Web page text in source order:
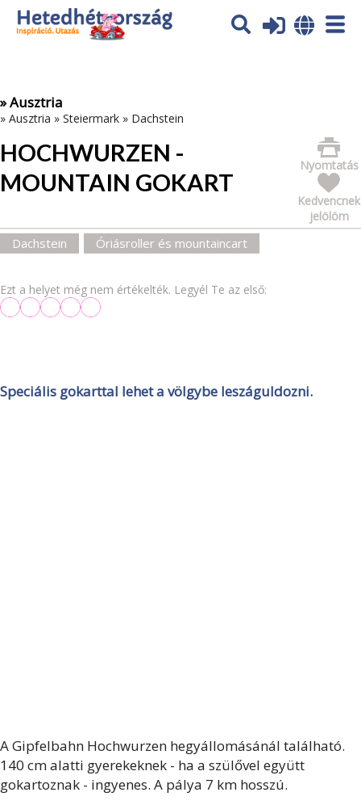
Az oldal sütiket (cookies) használ. További tájékoztatás itt:
Adatvédelmi tájékoztató
» Ausztria
» Ausztria » Steiermark » Dachstein
HOCHWURZEN -
MOUNTAIN GOKART
Nyomtatás
Kedvencnek
jelölöm
Dachstein Óriásroller és mountaincart
Ezt a helyet még nem értékelték. Legyél Te az első:
Speciális gokarttal lehet a völgybe leszáguldozni.
A Gipfelbahn Hochwurzen hegyállomásánál található.
140 cm alatti gyerekeknek - ha a szülővel együtt
gokartoznak - ingyenes. A pálya 7 km hosszú.